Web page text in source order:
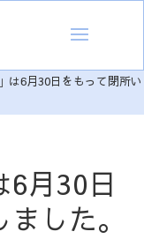
は6月30日をもって閉所い
6月30日
した。